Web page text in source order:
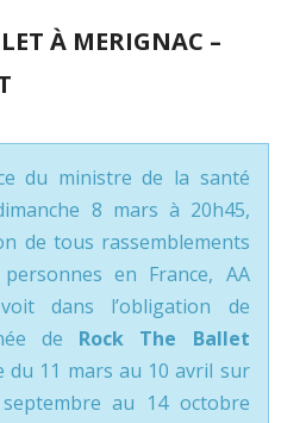
À MERIGNAC –
du ministre de la santé
8 mars à 20h45,
de tous rassemblements
en France, AA
dans l’obligation de
de Rock The Ballet
du 11 mars au 10 avril sur
au 14 octobre